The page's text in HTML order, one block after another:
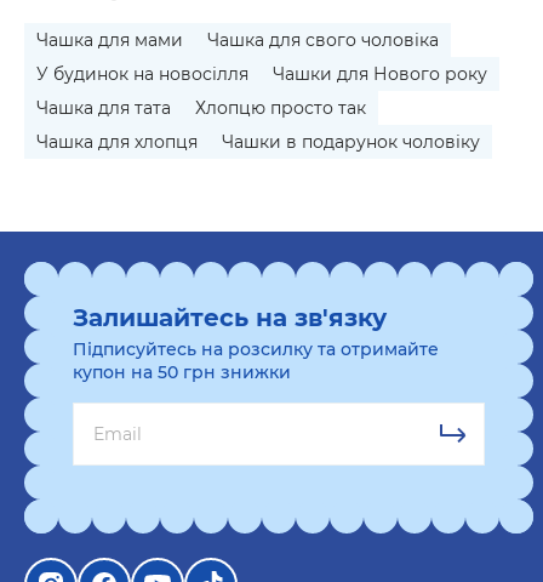
Чашка для мами
Чашка для свого чоловіка
У будинок на новосілля
Чашки для Нового року
Чашка для тата
Хлопцю просто так
Чашка для хлопця
Чашки в подарунок чоловіку
Залишайтесь на зв'язку
Підписуйтесь на розсилку та отримайте
купон на 50 грн знижки